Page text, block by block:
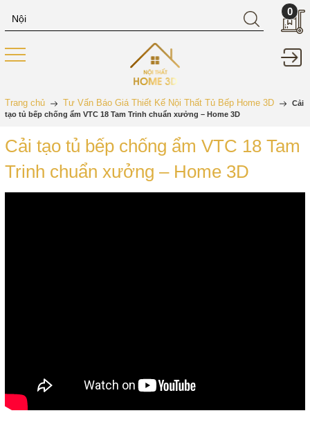
0
Trang chủ Tư Vấn Báo Giá Thiết Kế Nội Thất Tủ Bếp Home 3D
Cải
tạo tủ bếp chống ẩm VTC 18 Tam Trinh chuẩn xưởng – Home 3D
Cải tạo tủ bếp chống ẩm VTC 18 Tam
Trinh chuẩn xưởng – Home 3D